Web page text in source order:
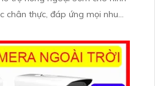
chân thực, đáp ứng mọi nhu
thời tiết.